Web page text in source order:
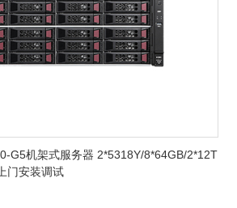
G5机架式服务器 2*5318Y/8*64GB/2*12T
门安装调试